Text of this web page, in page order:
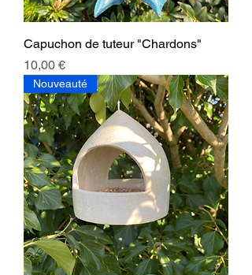
Capuchon de tuteur "Chardons"
Prix
10,00 €
Nouveauté